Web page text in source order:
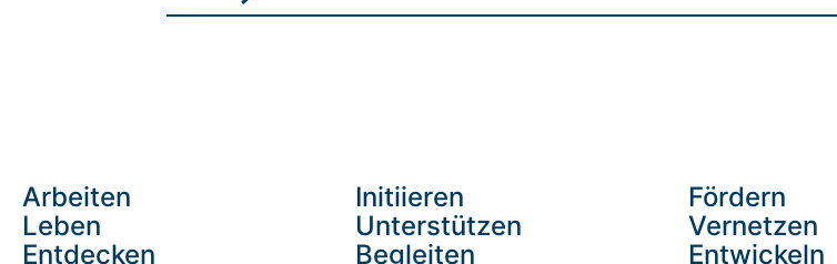
Arbeiten
Leben
Entdecken
Initiieren
Unterstützen
Begleiten
Fördern
Vernetzen
Entwickeln